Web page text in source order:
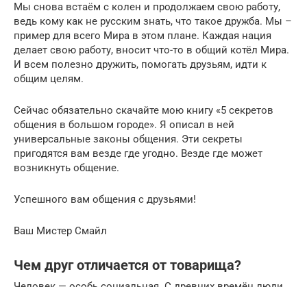
Мы снова встаём с колен и продолжаем свою работу,
ведь кому как не русским знать, что такое дружба. Мы –
пример для всего Мира в этом плане. Каждая нация
делает свою работу, вносит что-то в общий котёл Мира.
И всем полезно дружить, помогать друзьям, идти к
общим целям.
Сейчас обязательно скачайте мою книгу «5 секретов
общения в большом городе». Я описал в ней
универсальные законы общения. Эти секреты
пригодятся вам везде где угодно. Везде где может
возникнуть общение.
Успешного вам общения с друзьями!
Ваш Мистер Смайл
Чем друг отличается от товарища?